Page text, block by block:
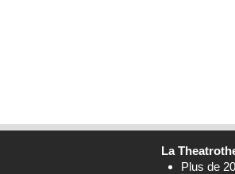
La
Plus de